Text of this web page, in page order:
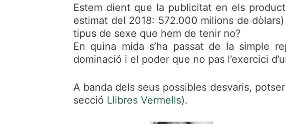
Estem dient que la publicitat en els
estimat del 2018: 572.000 milions de
tipus de sexe que hem de tenir no?
En quina mida s’ha passat de la simple
dominació i el poder que no pas l’exercici
A banda dels seus possibles desvaris,
secció Llibres Vermells).